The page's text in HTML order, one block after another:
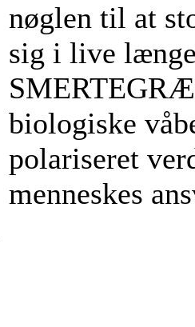
nøglen til at
sig i live
biologiske
polariseret
menneskes